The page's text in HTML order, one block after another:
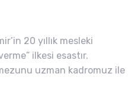
20 yıllık mesleki
ilkesi esastır.
uzman kadromuz ile